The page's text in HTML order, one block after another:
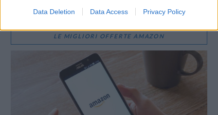
Data Deletion Data Access Privacy Policy
LE MIGLIORI OFFERTE AMAZON